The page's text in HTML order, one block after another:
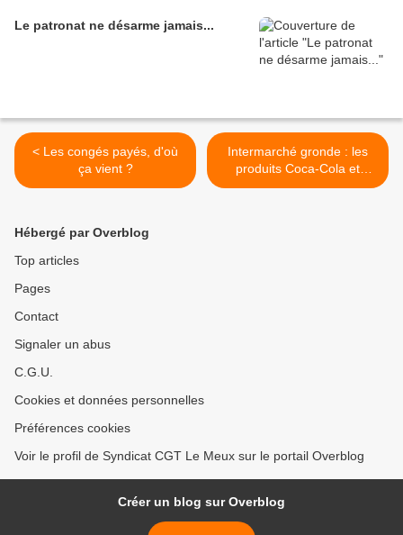
Le patronat ne désarme jamais...
< Les congés payés, d'où
ça vient ?
Intermarché gronde : les
produits Coca-Cola et
Unilever menacés de
Hébergé par Overblog
Top articles
Pages
Contact
Signaler un abus
C.G.U.
Cookies et données personnelles
Préférences cookies
Voir le profil de Syndicat CGT Le Meux sur le portail Overblog
Créer un blog sur Overblog